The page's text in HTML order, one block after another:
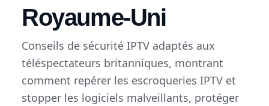
Royaume-Uni
Conseils de sécurité IPTV adaptés aux
téléspectateurs britanniques, montrant
comment repérer les escroqueries IPTV et
stopper les logiciels malveillants, protéger